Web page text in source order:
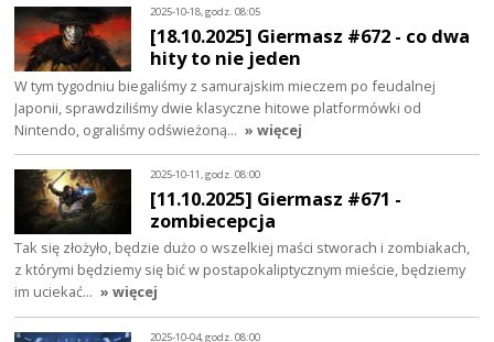
2025-10-18, godz. 08:05
[18.10.2025] Giermasz #672 - co dwa
hity to nie jeden
W tym tygodniu biegaliśmy z samurajskim mieczem po feudalnej
Japonii, sprawdziliśmy dwie klasyczne hitowe platformówki od
Nintendo, ograliśmy odświeżoną… » więcej
2025-10-11, godz. 08:00
[11.10.2025] Giermasz #671 -
zombiecepcja
Tak się złożyło, będzie dużo o wszelkiej maści stworach i zombiakach,
z którymi będziemy się bić w postapokaliptycznym mieście, będziemy
im uciekać… » więcej
2025-10-04, godz. 08:00